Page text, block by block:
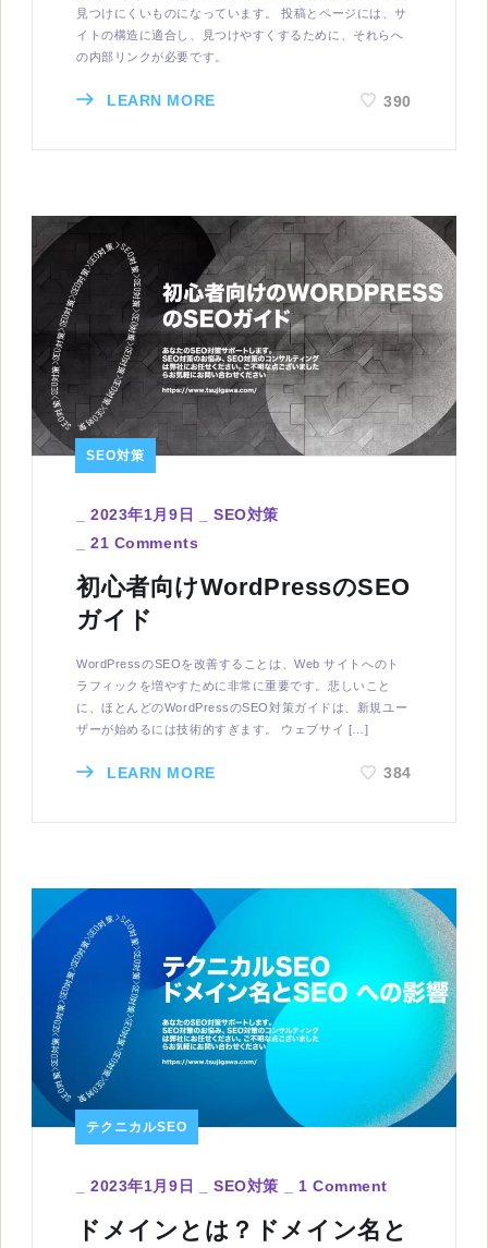
見つけにくいものになっています。 投稿とページには、サ
イトの構造に適合し、見つけやすくするために、それらへ
の内部リンクが必要です。
LEARN MORE 390
SEO対策
_2023年1月9日 _SEO対策
_21 Comments
初心者向けWordPressのSEO
ガイド
WordPressのSEOを改善することは、Web サイトへのト
ラフィックを増やすために非常に重要です。悲しいこと
に、ほとんどのWordPressのSEO対策ガイドは、新規ユー
ザーが始めるには技術的すぎます。 ウェブサイ […]
LEARN MORE 384
テクニカルSEO
_2023年1月9日 _SEO対策 1 Comment
ドメインとは？ドメイン名と